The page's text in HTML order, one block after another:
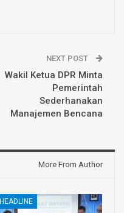
NEXT POST
Wakil Ketua DPR Minta
Pemerintah
Sederhanakan
Manajemen Bencana
More From Author
HEADLINE